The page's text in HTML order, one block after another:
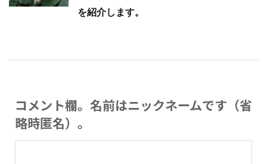
を紹介します。
コメント欄。名前はニックネームです（省
略時匿名）。